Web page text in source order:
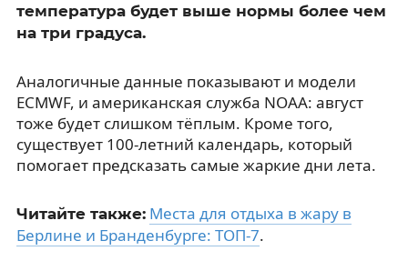
температура будет выше нормы более чем
на три градуса.
Аналогичные данные показывают и модели
ECMWF, и американская служба NOAA: август
тоже будет слишком тёплым. Кроме того,
существует 100-летний календарь, который
помогает предсказать самые жаркие дни лета.
Читайте также: Места для отдыха в жару в
Берлине и Бранденбурге: ТОП-7.